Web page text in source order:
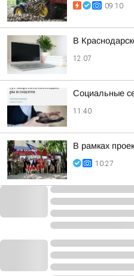
09:10
В
12:07
Социальные
11:40
В рамках
10:27